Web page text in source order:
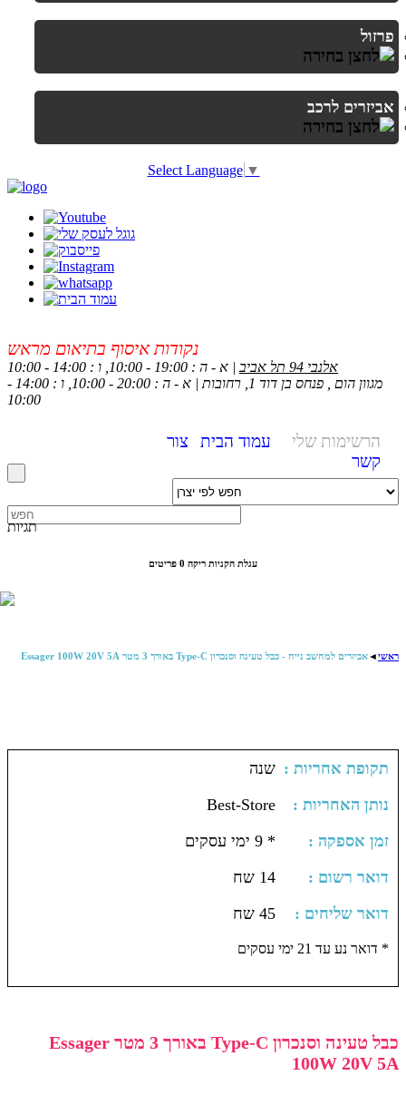
פרזול
אביזרים לרכב
Select Language ▼
נקודות איסוף בתיאום מראש
אלנבי 94 תל אביב
| א - ה : 19:00 - 10:00, ו : 14:00 - 10:00
מגוון הום , פנחס בן דוד 1, רחובות | א - ה : 20:00 - 10:00, ו : 14:00 -
10:00
הרשימות שלי עמוד הבית
צור
קשר
תגיות
עגלת הקניות ריקה 0 פריטים
ראשי◄אביזרים למחשב נייח - כבל טעינה וסנכרון Type-C באורך 3 מטר Essager 100W 20V 5A
: תקופת אחריות
שנה
: נותן האחריות
Best-Store
: זמן אספקה
* 9 ימי עסקים
: דואר רשום
14 שח
: דואר שליחים
45 שח
דואר נע עד 21 ימי עסקים *
כבל טעינה וסנכרון Type-C באורך 3 מטר Essager
100W 20V 5A